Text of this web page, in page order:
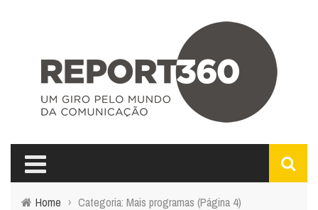
Home › Categoria: Mais programas (Página 4)